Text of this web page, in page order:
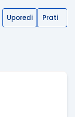
Uporedi Prati